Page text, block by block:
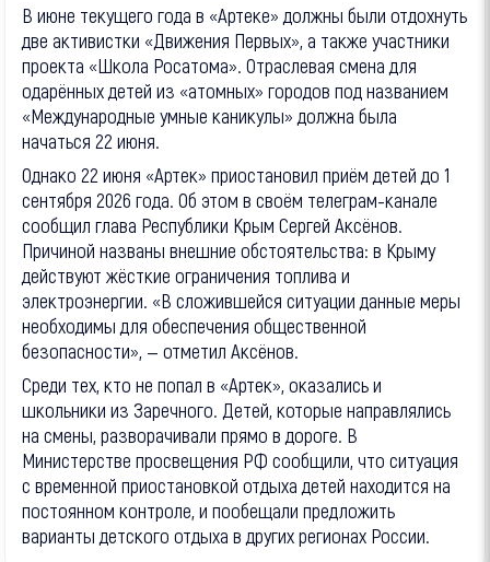
В июне текущего года в «Артеке» должны были отдохнуть
две активистки «Движения Первых», а также участники
проекта «Школа Росатома». Отраслевая смена для
одарённых детей из «атомных» городов под названием
«Международные умные каникулы» должна была
начаться 22 июня.
Однако 22 июня «Артек» приостановил приём детей до 1
сентября 2026 года. Об этом в своём телеграм-канале
сообщил глава Республики Крым Сергей Аксёнов.
Причиной названы внешние обстоятельства: в Крыму
действуют жёсткие ограничения топлива и
электроэнергии. «В сложившейся ситуации данные меры
необходимы для обеспечения общественной
безопасности», — отметил Аксёнов.
Среди тех, кто не попал в «Артек», оказались и
школьники из Заречного. Детей, которые направлялись
на смены, разворачивали прямо в дороге. В
Министерстве просвещения РФ сообщили, что ситуация
с временной приостановкой отдыха детей находится на
постоянном контроле, и пообещали предложить
варианты детского отдыха в других регионах России.